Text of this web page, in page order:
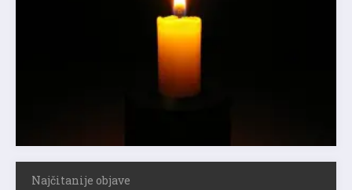
Najčitanije objave